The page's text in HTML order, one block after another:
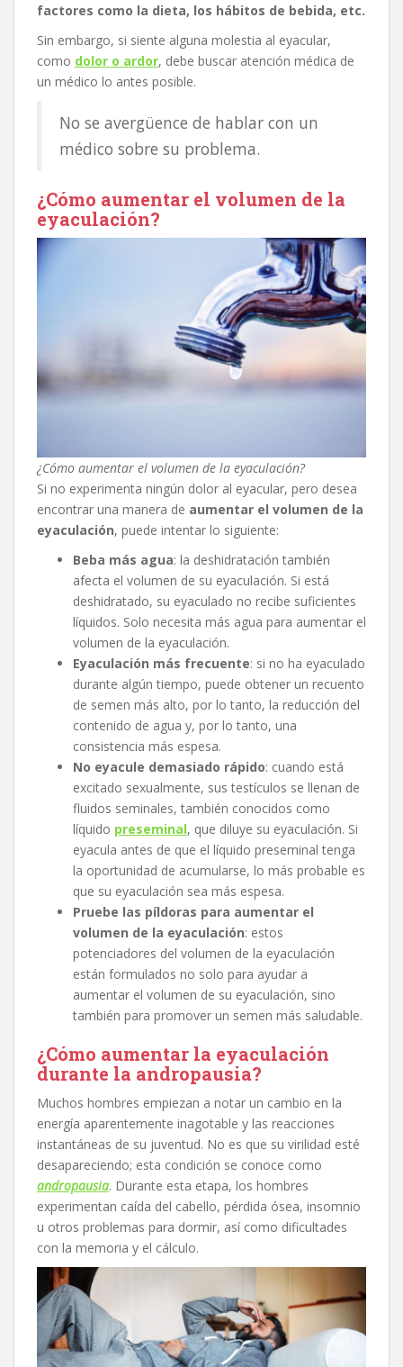
factores como la dieta, los hábitos de bebida, etc.
Sin embargo, si siente alguna molestia al eyacular,
como dolor o ardor, debe buscar atención médica de
un médico lo antes posible.
No se avergüence de hablar con un
médico sobre su problema.
¿Cómo aumentar el volumen de la
eyaculación?
¿Cómo aumentar el volumen de la eyaculación?
Si no experimenta ningún dolor al eyacular, pero desea
encontrar una manera de aumentar el volumen de la
eyaculación, puede intentar lo siguiente:
Beba más agua: la deshidratación también
afecta el volumen de su eyaculación. Si está
deshidratado, su eyaculado no recibe suficientes
líquidos. Solo necesita más agua para aumentar el
volumen de la eyaculación.
Eyaculación más frecuente: si no ha eyaculado
durante algún tiempo, puede obtener un recuento
de semen más alto, por lo tanto, la reducción del
contenido de agua y, por lo tanto, una
consistencia más espesa.
No eyacule demasiado rápido: cuando está
excitado sexualmente, sus testículos se llenan de
fluidos seminales, también conocidos como
líquido preseminal, que diluye su eyaculación. Si
eyacula antes de que el líquido preseminal tenga
la oportunidad de acumularse, lo más probable es
que su eyaculación sea más espesa.
Pruebe las píldoras para aumentar el
volumen de la eyaculación: estos
potenciadores del volumen de la eyaculación
están formulados no solo para ayudar a
aumentar el volumen de su eyaculación, sino
también para promover un semen más saludable.
¿Cómo aumentar la eyaculación
durante la andropausia?
Muchos hombres empiezan a notar un cambio en la
energía aparentemente inagotable y las reacciones
instantáneas de su juventud. No es que su virilidad esté
desapareciendo; esta condición se conoce como
andropausia. Durante esta etapa, los hombres
experimentan caída del cabello, pérdida ósea, insomnio
u otros problemas para dormir, así como dificultades
con la memoria y el cálculo.